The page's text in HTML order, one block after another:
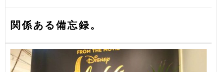
関係ある備忘録。